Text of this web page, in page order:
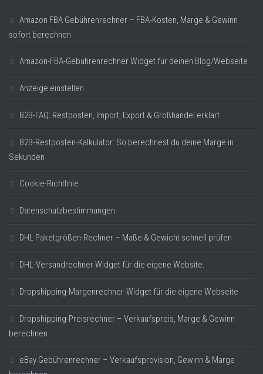
Amazon FBA Gebührenrechner – FBA-Kosten, Marge & Gewinn
sofort berechnen
Amazon-FBA-Gebührenrechner Widget für deinen Blog/Webseite
Anzeige einstellen
B2B-FAQ: Restposten, Import, Export & Großhandel erklärt
B2B-Restposten-Kalkulator: So berechnest du deine Marge in
Sekunden
Cookie-Richtlinie
Datenschutzbestimmungen
DHL Paketgrößen-Rechner – Maße & Gewicht schnell prüfen
DHL-Versandrechner Widget für die eigene Website.
Dropshipping-Margenrechner-Widget für die eigene Webseite
Dropshipping-Preisrechner – Verkaufspreis, Marge & Gewinn
berechnen
eBay Gebührenrechner – Verkaufsprovision, Gewinn & Marge